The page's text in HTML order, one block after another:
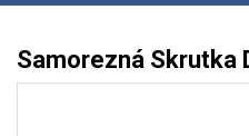
Samorezná Skrutka